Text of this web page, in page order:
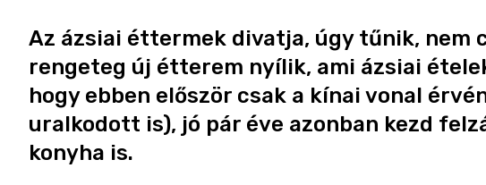
Az ázsiai éttermek divatja, úgy tűnik, nem
rengeteg új étterem nyílik, ami ázsiai
hogy ebben először csak a kínai vonal
uralkodott is), jó pár éve azonban kezd
konyha is.